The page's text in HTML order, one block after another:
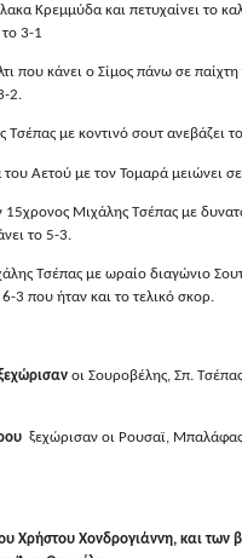
Κρεμμύδα και πετυχαίνει το
3-1
που κάνει ο Σίμος πάνω σε
2.
Τσέπας με κοντινό σουτ ανεβάζει
Αετού με τον Τομαρά μειώνει
15χρονος Μιχάλης Τσέπας με
το 5-3.
Τσέπας με ωραίο διαγώνιο
3 που ήταν και το τελικό σκορ.
οι Σουροβέλης, Σπ.
ξεχώρισαν οι Ρουσαϊ,
Χρήστου Χονδρογιάννη, και των